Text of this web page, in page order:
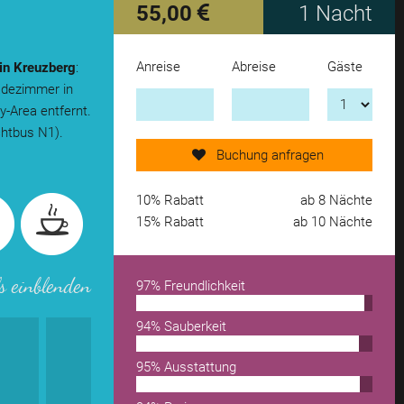
Kreuzberg:
in
Area entfernt.
N1).
einblenden
55,00 1 Nacht
Anreise Abreise Gäste
Buchung anfragen
10% Rabatt
ab 8 Nächte
15% Rabatt
ab 10 Nächte
97% Freundlichkeit
94% Sauberkeit
95% Ausstattung